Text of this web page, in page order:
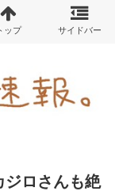
ジロさんも絶